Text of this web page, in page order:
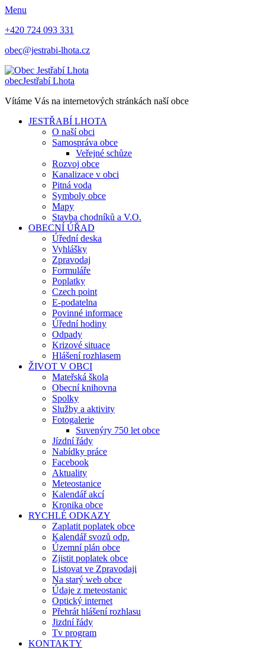
Menu
+420 724 093 331
obec@jestrabi-lhota.cz
obecJestřabí Lhota
Vítáme Vás na internetových stránkách naší obce
JESTŘABÍ LHOTA
O naší obci
Samospráva obce
Veřejné schůze
Rozvoj obce
Kanalizace v obci
Pitná voda
Symboly obce
Mapy
Stavba chodníků a V.O.
OBECNÍ ÚŘAD
Úřední deska
Vyhlášky
Zpravodaj
Formuláře
Poplatky
Czech point
E-podatelna
Povinné informace
Úřední hodiny
Odpady
Krizové situace
Hlášení rozhlasem
ŽIVOT V OBCI
Mateřská škola
Obecní knihovna
Spolky
Služby a aktivity
Fotogalerie
Suvenýry 750 let obce
Jízdní řády
Nabídky práce
Facebook
Aktuality
Meteostanice
Kalendář akcí
Kronika obce
RYCHLÉ ODKAZY
Zaplatit poplatek obce
Kalendář svozů odp.
Územní plán obce
Zjistit poplatek obce
Listovat ve Zpravodaji
Na starý web obce
Údaje z meteostanic
Optický internet
Přehrát hlášení rozhlasu
Jizdní řády
Tv program
KONTAKTY